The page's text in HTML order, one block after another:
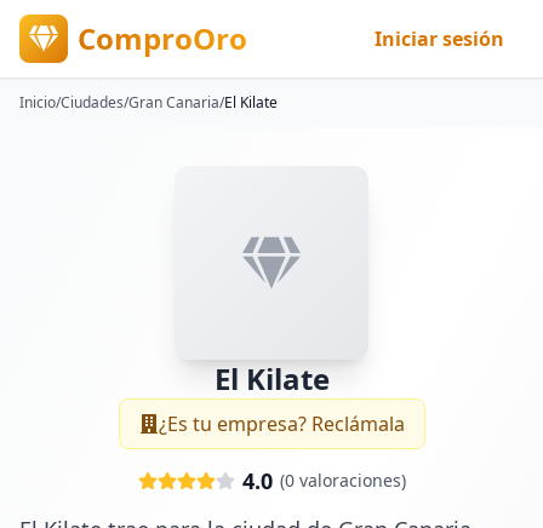
ComproOro Iniciar sesión
Inicio/Ciudades/Gran Canaria/El Kilate
El Kilate
¿Es tu empresa? Reclámala
4.0 (0valoraciones)